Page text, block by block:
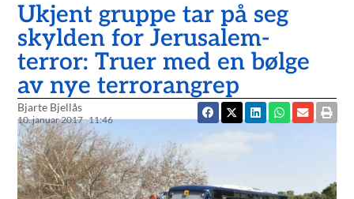
Ukjent gruppe tar på seg
skylden for Jerusalem-
terror: Truer med en bølge
av nye terrorangrep
Bjarte Bjellås
10. januar 2017 11:46